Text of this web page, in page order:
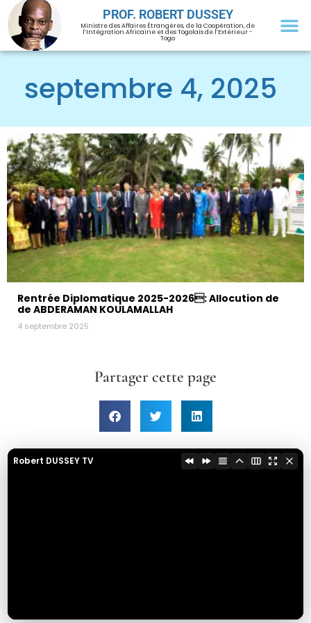
PROF. ROBERT DUSSEY
Ministre des Affaires Étrangères, de la Coopération, de
l’Intégration Africaine et des Togolais de l’Extérieur -
Togo
septembre 4, 2025
Rentrée Diplomatique 2025-2026: Allocution de
de ABDERAMAN KOULAMALLAH
4 septembre 2025
Partager cette page
Robert DUSSEY TV